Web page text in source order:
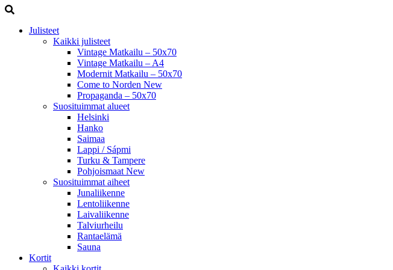
Julisteet
Kaikki julisteet
Vintage Matkailu – 50x70
Vintage Matkailu – A4
Modernit Matkailu – 50x70
Come to Norden New
Propaganda – 50x70
Suosituimmat alueet
Helsinki
Hanko
Saimaa
Lappi / Sápmi
Turku & Tampere
Pohjoismaat New
Suosituimmat aiheet
Junaliikenne
Lentoliikenne
Laivaliikenne
Talviurheilu
Rantaelämä
Sauna
Kortit